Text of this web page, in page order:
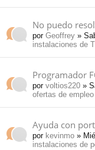
No puedo
por Geoffrey »
instalaciones de
Programador
por voltios220 »
ofertas de empleo
Ayuda con
por kevinmo »
instalaciones de